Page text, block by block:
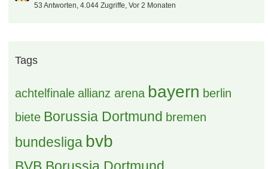
53 Antworten, 4.044 Zugriffe, Vor 2 Monaten
Tags
achtelfinale allianz arena bayern berlin
biete Borussia Dortmund bremen
bundesliga bvb